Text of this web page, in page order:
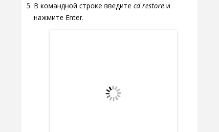
В командной строке введите cd restore и
нажмите Enter.